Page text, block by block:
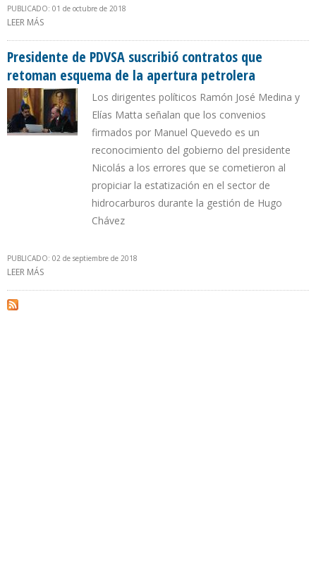
PUBLICADO: 01 de octubre de 2018
LEER MÁS
PETROLERA
Presidente de PDVSA suscribió contratos que
retoman esquema de la apertura petrolera
Los dirigentes políticos Ramón José Medina y
Elías Matta señalan que los convenios
firmados por Manuel Quevedo es un
reconocimiento del gobierno del presidente
Nicolás a los errores que se cometieron al
propiciar la estatización en el sector de
hidrocarburos durante la gestión de Hugo
Chávez
PUBLICADO: 02 de septiembre de 2018
LEER MÁS